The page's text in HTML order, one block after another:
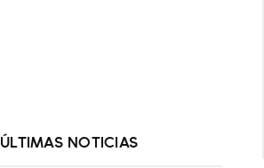
ÚLTIMAS NOTICIAS